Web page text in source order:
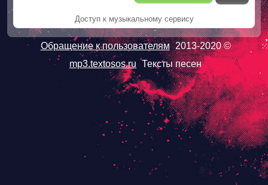
Доступ к музыкальному сервису
Обращение к пользователям 2013-2020 ©
mp3.textosos.ru Тексты песен